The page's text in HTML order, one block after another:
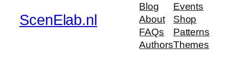
ScenElab.nl
Blog
About
FAQs
Authors
Events
Shop
Patterns
Themes